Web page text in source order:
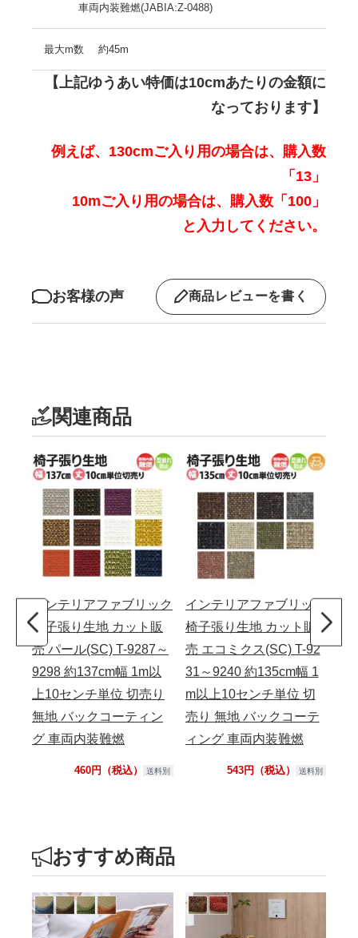
車両内装難燃(JABIA:Z-0488)
最大m数 約45m
【上記ゆうあい特価は10cmあたりの金額に
なっております】
例えば、130cmご入り用の場合は、購入数
「13」
10mご入り用の場合は、購入数「100」
と入力してください。
お客様の声 商品レビューを書く
関連商品
インテリアファブリック
椅子張り生地 カット販
売 パール(SC) T-9287～
9298 約137cm幅 1m以
上10センチ単位 切売り
無地 バックコーティン
グ 車両内装難燃
460円（税込） 送料別
インテリアファブリック
椅子張り生地 カット販
売 エコミクス(SC) T-92
31～9240 約135cm幅 1
m以上10センチ単位 切
売り 無地 バックコーテ
ィング 車両内装難燃
543円（税込） 送料別
売
おすすめ商品